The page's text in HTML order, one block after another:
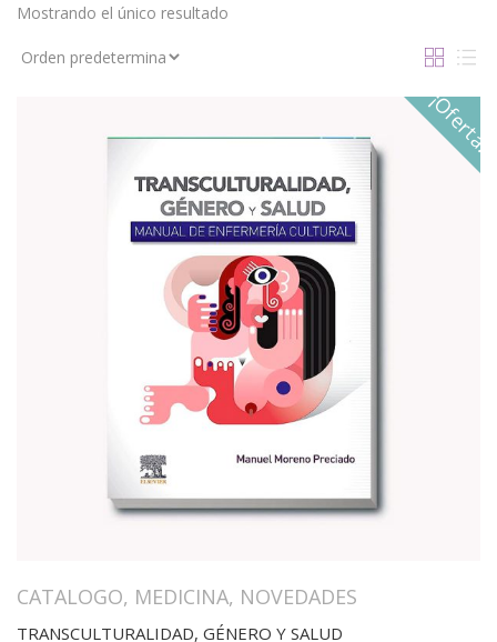
Mostrando el único resultado
¡Oferta!
CATALOGO, MEDICINA, NOVEDADES
TRANSCULTURALIDAD, GÉNERO Y SALUD